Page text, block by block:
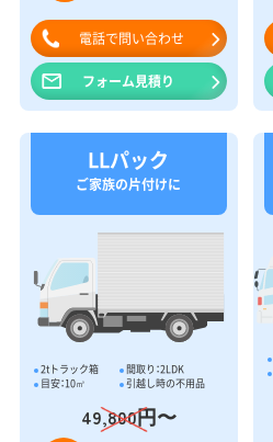
電話で問い合わせ
フォーム見積り
LLパック
ご家族の片付けに
2tトラック箱
間取り：2LDK
目安：10㎥
引越し時の不用品
49,800円〜